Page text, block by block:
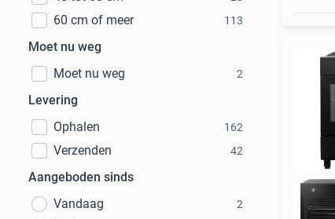
60 cm of meer 113
Moet nu weg
Moet nu weg
2
Levering
Ophalen
162
Verzenden 42
Aangeboden sinds
Vandaag
2